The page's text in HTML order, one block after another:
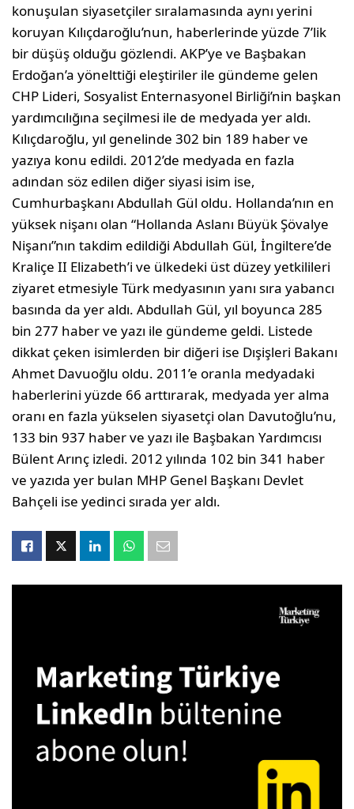
konuşulan siyasetçiler sıralamasında aynı yerini
koruyan Kılıçdaroğlu’nun, haberlerinde yüzde 7’lik
bir düşüş olduğu gözlendi. AKP’ye ve Başbakan
Erdoğan’a yönelttiği eleştiriler ile gündeme gelen
CHP Lideri, Sosyalist Enternasyonel Birliği’nin başkan
yardımcılığına seçilmesi ile de medyada yer aldı.
Kılıçdaroğlu, yıl genelinde 302 bin 189 haber ve
yazıya konu edildi. 2012’de medyada en fazla
adından söz edilen diğer siyasi isim ise,
Cumhurbaşkanı Abdullah Gül oldu. Hollanda’nın en
yüksek nişanı olan “Hollanda Aslanı Büyük Şövalye
Nişanı”nın takdim edildiği Abdullah Gül, İngiltere’de
Kraliçe II Elizabeth’i ve ülkedeki üst düzey yetkilileri
ziyaret etmesiyle Türk medyasının yanı sıra yabancı
basında da yer aldı. Abdullah Gül, yıl boyunca 285
bin 277 haber ve yazı ile gündeme geldi. Listede
dikkat çeken isimlerden bir diğeri ise Dışişleri Bakanı
Ahmet Davuoğlu oldu. 2011’e oranla medyadaki
haberlerini yüzde 66 arttırarak, medyada yer alma
oranı en fazla yükselen siyasetçi olan Davutoğlu’nu,
133 bin 937 haber ve yazı ile Başbakan Yardımcısı
Bülent Arınç izledi. 2012 yılında 102 bin 341 haber
ve yazıda yer bulan MHP Genel Başkanı Devlet
Bahçeli ise yedinci sırada yer aldı.